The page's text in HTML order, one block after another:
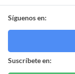
Síguenos en:
Suscríbete en: